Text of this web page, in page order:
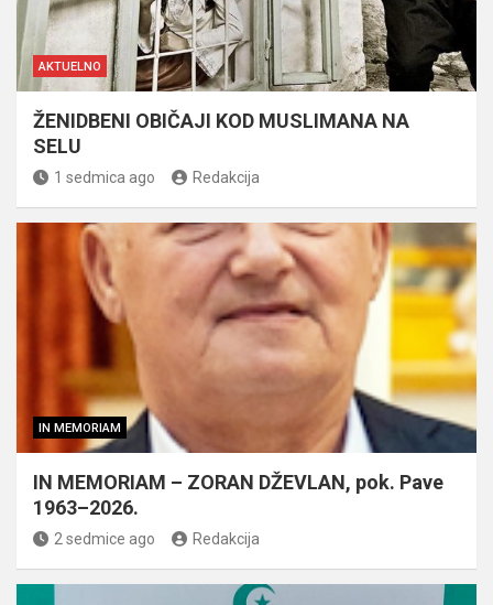
AKTUELNO
ŽENIDBENI OBIČAJI KOD MUSLIMANA NA
SELU
1 sedmica ago Redakcija
IN MEMORIAM
IN MEMORIAM – ZORAN DŽEVLAN, pok. Pave
1963–2026.
2 sedmice ago Redakcija